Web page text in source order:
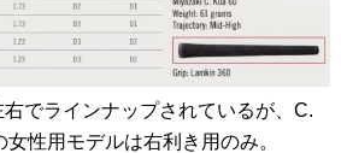
でラインナップされているが、C.
性用モデルは右利き用のみ。